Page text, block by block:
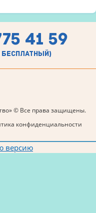
41 59
бесплатный)
© Все права защищены.
конфиденциальности
версию